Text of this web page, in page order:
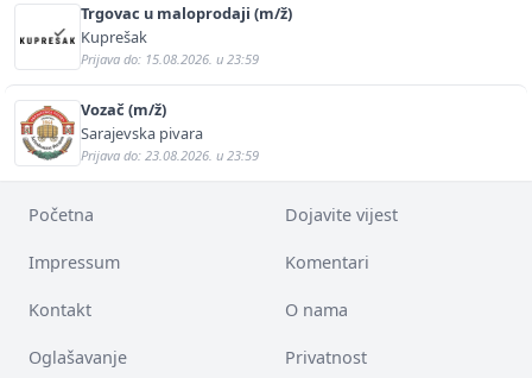
Trgovac u maloprodaji (m/ž)
Kuprešak
Prijava do: 15.08.2026. u 23:59
Vozač (m/ž)
Sarajevska pivara
Prijava do: 23.08.2026. u 23:59
Početna Dojavite vijest
Impressum Komentari
Kontakt O nama
Oglašavanje Privatnost